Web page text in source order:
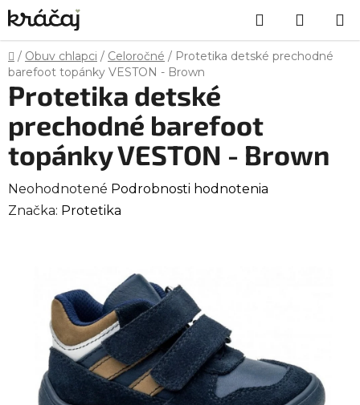
Prejsť
na
obsah
Hľadať
KOŠÍK
Domov
/ Obuv chlapci / Celoročné / Protetika detské prechodné
barefoot topánky VESTON - Brown
Protetika detské
prechodné barefoot
topánky VESTON - Brown
Priemerné
hodnotenie
hviezdičiek.
Neohodnotené Podrobnosti hodnotenia
Značka: Protetika